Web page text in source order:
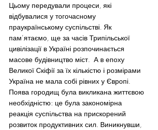
Цьому передували процеси, які
відбувалися у тогочасному
праукраїнському суспільстві. Як
пам’ятаємо, ще за часів Трипільської
цивілізації в Україні розпочинається
масове будівництво міст.  А в епоху
Великої Скіфії за їх кількістю і розмірами
Україна не мала собі рівних у Європі.
Поява городищ була викликана життєвою
необхідністю: це була закономірна
реакція суспільства на прискорений
розвиток продуктивних сил. Виникнувши,